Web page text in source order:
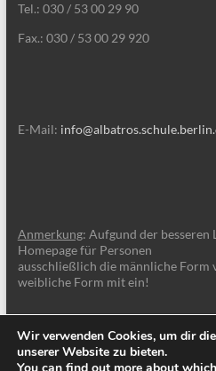
Tel.: 030 / 53 00 29 90
Fax.: 030 / 53 00 29 920
E-Mail:
Anmerkung: Aufgund der besseren
Homepage für Personen
ausschließlich die männliche Form
weibliche Form mit ein!
Wir verwenden Cookies, um dir
unserer Website zu bieten.